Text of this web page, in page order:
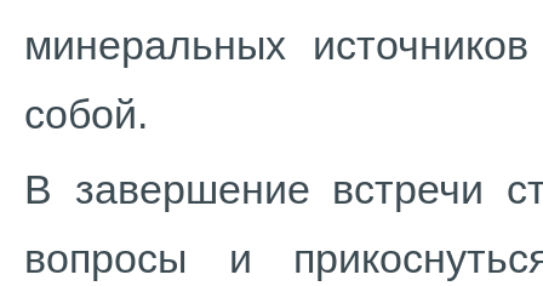
минеральных
собой.
В завершение встречи
вопросы и